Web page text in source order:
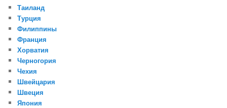
Таиланд
Турция
Филиппины
Франция
Хорватия
Черногория
Чехия
Швейцария
Швеция
Япония